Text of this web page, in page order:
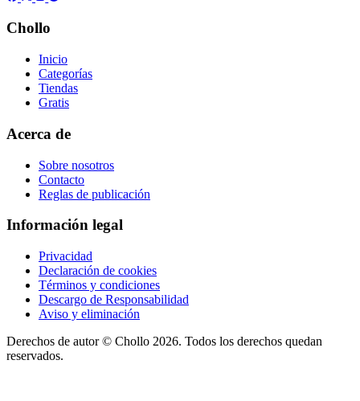
Chollo
Inicio
Categorías
Tiendas
Gratis
Acerca de
Sobre nosotros
Contacto
Reglas de publicación
Información legal
Privacidad
Declaración de cookies
Términos y condiciones
Descargo de Responsabilidad
Aviso y eliminación
Derechos de autor © Chollo 2026. Todos los derechos quedan
reservados.